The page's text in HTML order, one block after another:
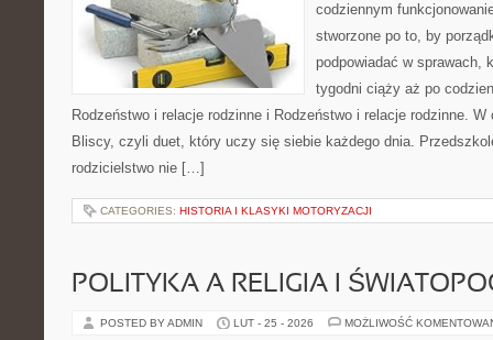
codziennym
stworzone po to, by
podpowiadać w sprawach,
tygodni ciąży aż po
Rodzeństwo i relacje rodzinne i Rodzeństwo i relacje rodzinne.
Bliscy, czyli duet, który uczy się siebie każdego dnia.
rodzicielstwo nie […]
CATEGORIES: HISTORIA I KLASYKI MOTORYZACJI
POLITYKA A RELIGIA I
POSTED BY ADMIN LUT - 25 - 2026 MOŻLIWOŚĆ